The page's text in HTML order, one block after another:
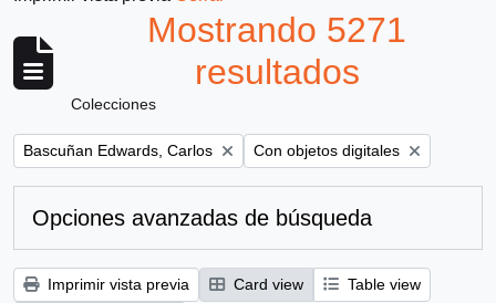
Mostrando 5271
resultados
Colecciones
Remove filter:
Bascuñan Edwards, Carlos Remove filter:
Con objetos digitales
Opciones avanzadas de búsqueda
Imprimir vista previa Card view
Table view